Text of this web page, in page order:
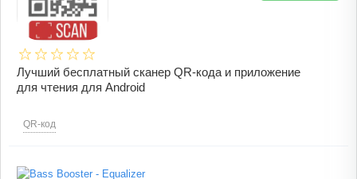
Лучший бесплатный сканер QR-кода и приложение
для чтения для Android
QR-код